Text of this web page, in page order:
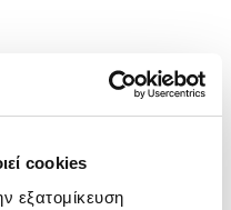
cookies
εξατομίκευση